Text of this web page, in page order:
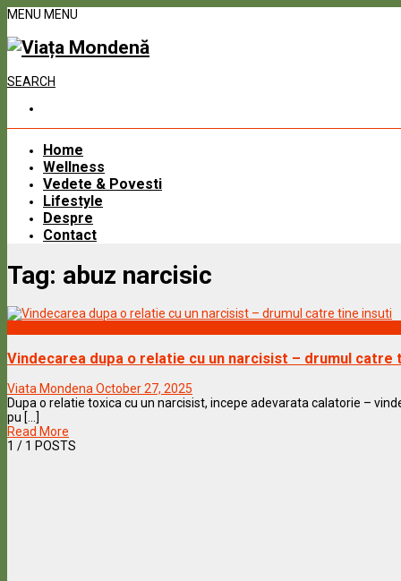
MENU MENU
SEARCH
Home
Wellness
Vedete & Povesti
Lifestyle
Despre
Contact
Tag: abuz narcisic
Vindecarea dupa o relatie cu un narcisist – drumul catre
Viata Mondena October 27, 2025
Dupa o relatie toxica cu un narcisist, incepe adevarata calatorie –
pu [...]
Read More
1 / 1 POSTS